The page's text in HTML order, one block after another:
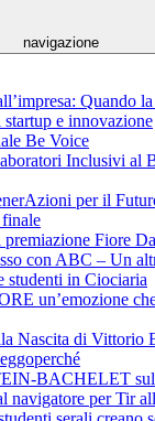
navigazione
Quando
e innovazione
Be Voice
Inclusivi al
per il
Fiore
con ABC – Un
studenti in Ciociaria
un’emozione
Nascita di Vittorio
BACHELET sul
navigatore per Tir